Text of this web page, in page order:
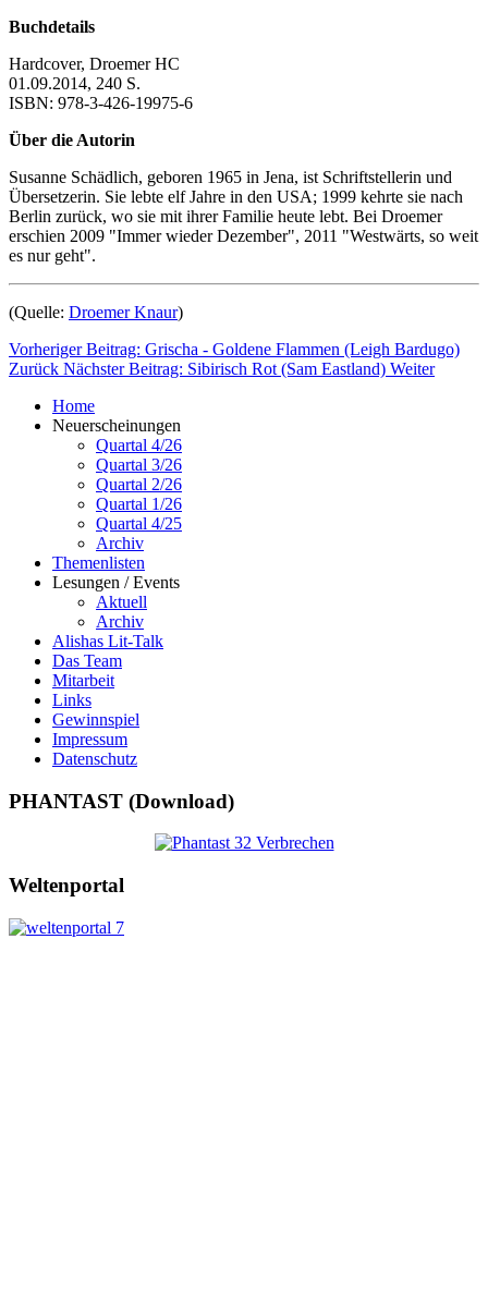
Buchdetails
Hardcover, Droemer HC
01.09.2014, 240 S.
ISBN: 978-3-426-19975-6
Über die Autorin
Susanne Schädlich, geboren 1965 in Jena, ist Schriftstellerin und
Übersetzerin. Sie lebte elf Jahre in den USA; 1999 kehrte sie nach
Berlin zurück, wo sie mit ihrer Familie heute lebt. Bei Droemer
erschien 2009 "Immer wieder Dezember", 2011 "Westwärts, so weit
es nur geht".
(Quelle: Droemer Knaur)
Vorheriger Beitrag: Grischa - Goldene Flammen (Leigh Bardugo)
Zurück Nächster Beitrag: Sibirisch Rot (Sam Eastland) Weiter
Home
Neuerscheinungen
Quartal 4/26
Quartal 3/26
Quartal 2/26
Quartal 1/26
Quartal 4/25
Archiv
Themenlisten
Lesungen / Events
Aktuell
Archiv
Alishas Lit-Talk
Das Team
Mitarbeit
Links
Gewinnspiel
Impressum
Datenschutz
PHANTAST (Download)
Weltenportal